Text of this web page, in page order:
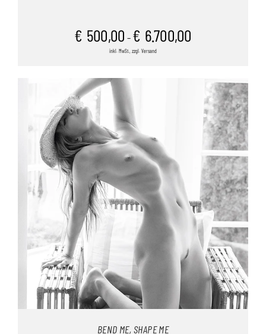
€ 500,00 – € 6.700,00
inkl. MwSt., zzgl. Versand
BEND ME, SHAPE ME